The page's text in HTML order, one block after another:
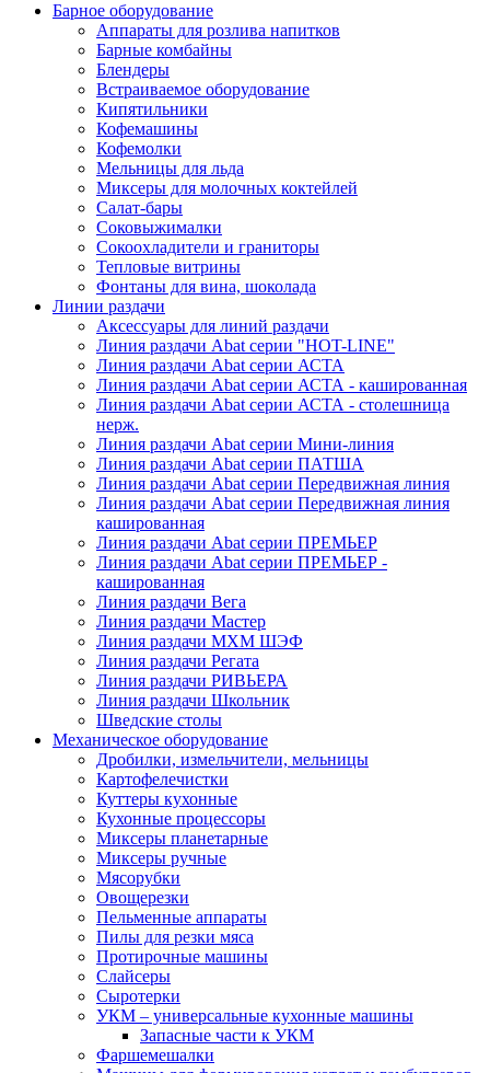
Барное оборудование
Аппараты для розлива напитков
Барные комбайны
Блендеры
Встраиваемое оборудование
Кипятильники
Кофемашины
Кофемолки
Мельницы для льда
Миксеры для молочных коктейлей
Салат-бары
Соковыжималки
Сокоохладители и граниторы
Тепловые витрины
Фонтаны для вина, шоколада
Линии раздачи
Аксессуары для линий раздачи
Линия раздачи Abat серии "HOT-LINE"
Линия раздачи Abat серии АСТА
Линия раздачи Abat серии АСТА - кашированная
Линия раздачи Abat серии АСТА - столешница
нерж.
Линия раздачи Abat серии Мини-линия
Линия раздачи Abat серии ПАТША
Линия раздачи Abat серии Передвижная линия
Линия раздачи Abat серии Передвижная линия
кашированная
Линия раздачи Abat серии ПРЕМЬЕР
Линия раздачи Abat серии ПРЕМЬЕР -
кашированная
Линия раздачи Вега
Линия раздачи Мастер
Линия раздачи МХМ ШЭФ
Линия раздачи Регата
Линия раздачи РИВЬЕРА
Линия раздачи Школьник
Шведские столы
Механическое оборудование
Дробилки, измельчители, мельницы
Картофелечистки
Куттеры кухонные
Кухонные процессоры
Миксеры планетарные
Миксеры ручные
Мясорубки
Овощерезки
Пельменные аппараты
Пилы для резки мяса
Протирочные машины
Слайсеры
Сыротерки
УКМ – универсальные кухонные машины
Запасные части к УКМ
Фаршемешалки